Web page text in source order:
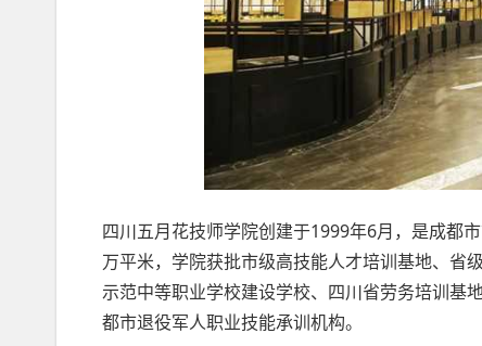
四川五月花技师学院创建于1999年6月，是成都
万平米，学院获批市级高技能人才培训基地、省
示范中等职业学校建设学校、四川省劳务培训基
都市退役军人职业技能承训机构。